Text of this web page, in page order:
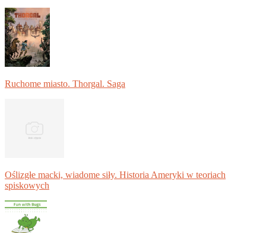
Ruchome miasto. Thorgal. Saga
Oślizgłe macki, wiadome siły. Historia Ameryki w teoriach
spiskowych